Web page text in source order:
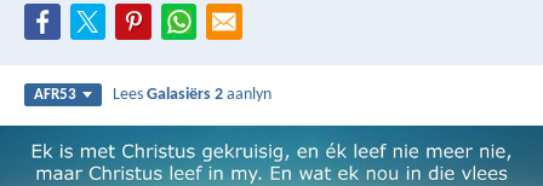
AFR53 LeesGalasiërs 2 aanlyn